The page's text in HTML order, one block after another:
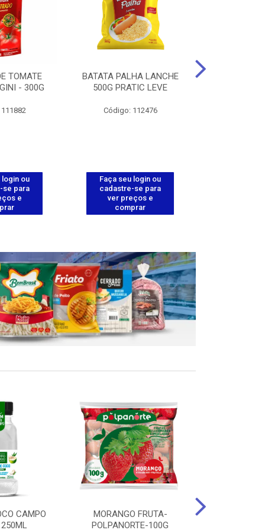
TOMATE
- 300G
login ou
se para
e
BATATA PALHA LANCHE
500G PRATIC LEVE
Código: 112476
Faça seu login ou
cadastre-se para
ver preços e
comprar
CAMPO
MORANGO FRUTA-
POLPANORTE-100G